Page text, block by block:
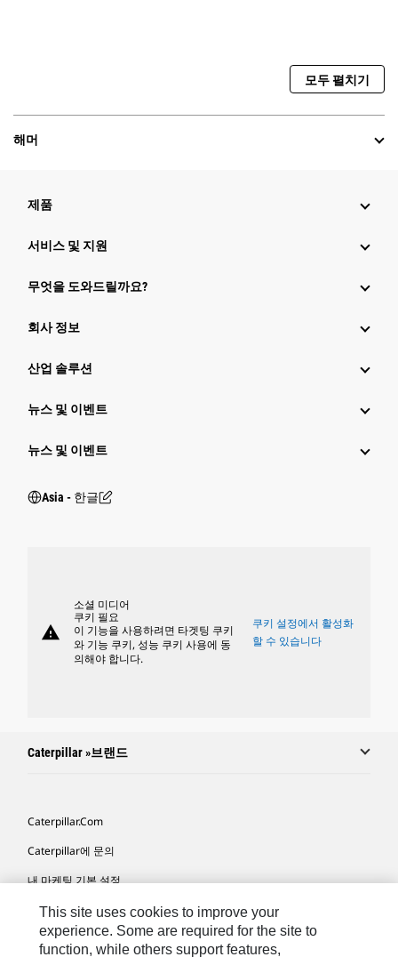
모두 펼치기
해머
제품
서비스 및 지원
무엇을 도와드릴까요?
회사 정보
산업 솔루션
뉴스 및 이벤트
뉴스 및 이벤트
Asia - 한글
warning
소셜 미디어
쿠키 필요
이 기능을 사용하려면 타겟팅 쿠키
와 기능 쿠키, 성능 쿠키 사용에 동
의해야 합니다.
쿠키 설정에서 활성화
할 수 있습니다
Caterpillar »브랜드
Caterpillar.com
Caterpillar에 문의
내 마케팅 기본 설정
사이트 맵
Cookie Settings
This site uses cookies to improve your
experience. Some are required for the site to
function, while others support features,